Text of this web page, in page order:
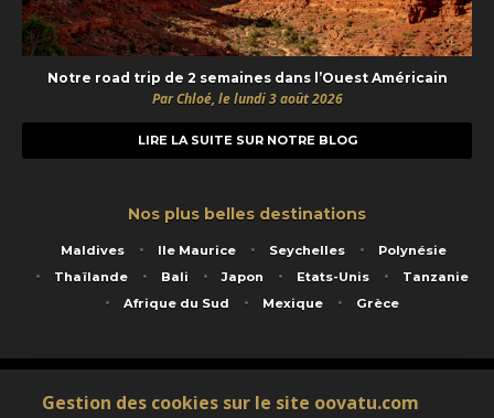
Notre road trip de 2 semaines dans l’Ouest Américain
Par Chloé, le lundi 3 août 2026
LIRE LA SUITE SUR NOTRE BLOG
Nos plus belles destinations
Maldives Ile Maurice Seychelles
Polynésie
Thaïlande
Bali Japon Etats-Unis
Tanzanie
Afrique du Sud
Mexique Grèce
Service animé par Nautil Voyages - 22 rue Georges Picquart 75017 Paris - S.A.S
au capital de 155 696 euros - RCS Paris B 423 671 973 - Code APE 7911Z
Gestion des cookies sur le site oovatu.com